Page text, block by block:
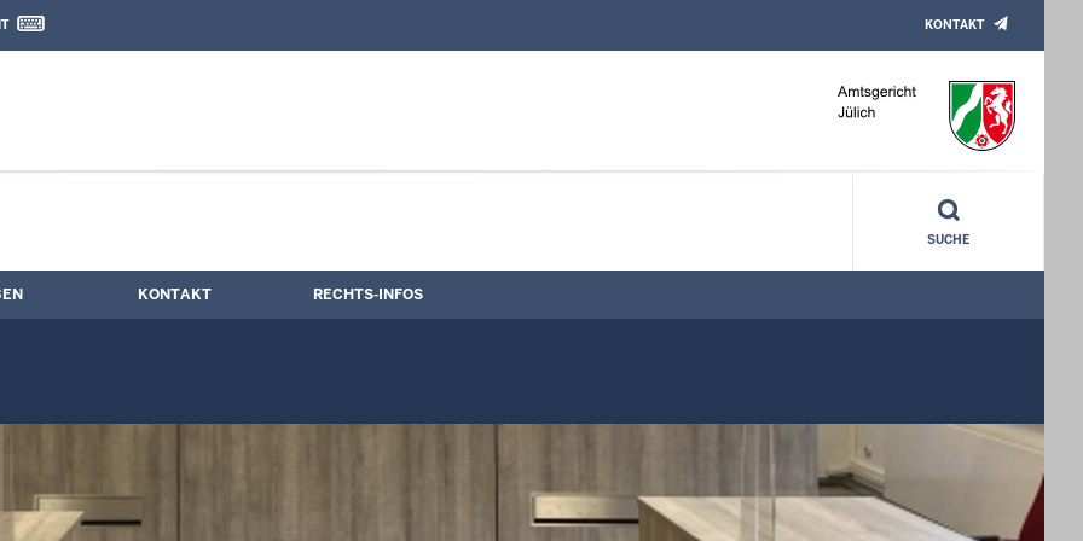
Kontaktformular
KONTAKT
SUCHE
KONTAKT RECHTS-INFOS